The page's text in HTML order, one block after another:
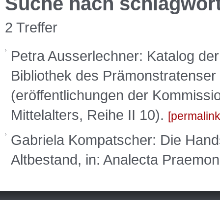
2 Treffer
Petra Ausserlechner: Katalog
Bibliothek des
(eröffentlichungen der
Mittelalters, Reihe II 10).
permalink
Gabriela Kompatscher: Die
Altbestand, in: Analecta